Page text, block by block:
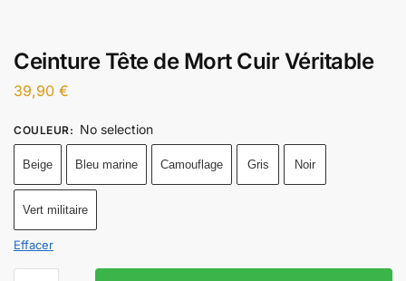
Ceinture Tête de Mort Cuir Véritable
39,90 €
COULEUR: No selection
Beige Bleu marine Camouflage Gris Noir
Vert militaire
Effacer